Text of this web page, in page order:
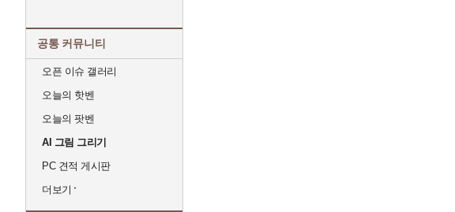
공통 커뮤니티
오픈 이슈 갤러리
오늘의 핫벤
오늘의 팟벤
AI 그림 그리기
PC 견적 게시판
더보기